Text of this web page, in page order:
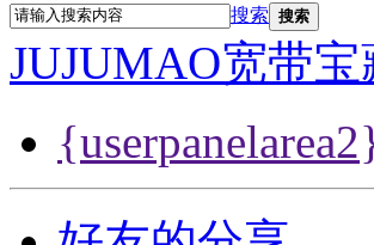
搜索 搜索
JUJUMAO宽带宝